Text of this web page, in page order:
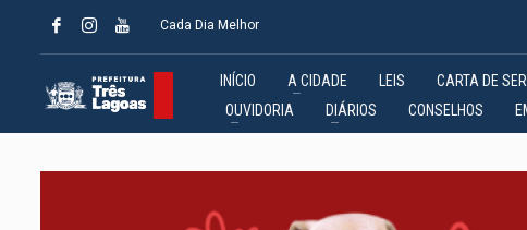
Cada Dia Melhor
INÍCIO A CIDADE LEIS CARTA DE
OUVIDORIA
DIÁRIOS CONSELHOS